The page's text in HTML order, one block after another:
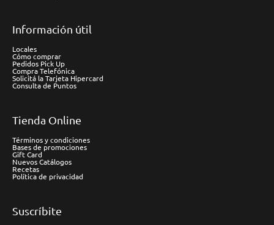
Información útil
Locales
Cómo comprar
Pedidos Pick Up
Compra Telefónica
Solicitá la Tarjeta Hipercard
Consulta de Puntos
Tienda Online
Términos y condiciones
Bases de promociones
Gift Card
Nuevos Catálogos
Recetas
Política de privacidad
Suscríbite